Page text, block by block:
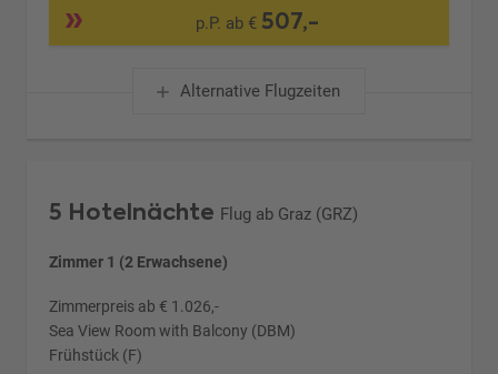
p.P. ab € 507,-
Alternative Flugzeiten
5 Hotelnächte Flug ab Graz (GRZ)
Zimmer 1 (2 Erwachsene)
Zimmerpreis ab € 1.026,-
Sea View Room with Balcony (DBM)
Frühstück (F)